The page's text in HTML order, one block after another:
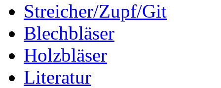
Streicher/Zupf/Git
Blechbläser
Holzbläser
Literatur